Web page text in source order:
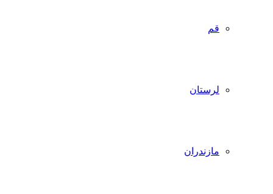
قم
لرستان
مازندران